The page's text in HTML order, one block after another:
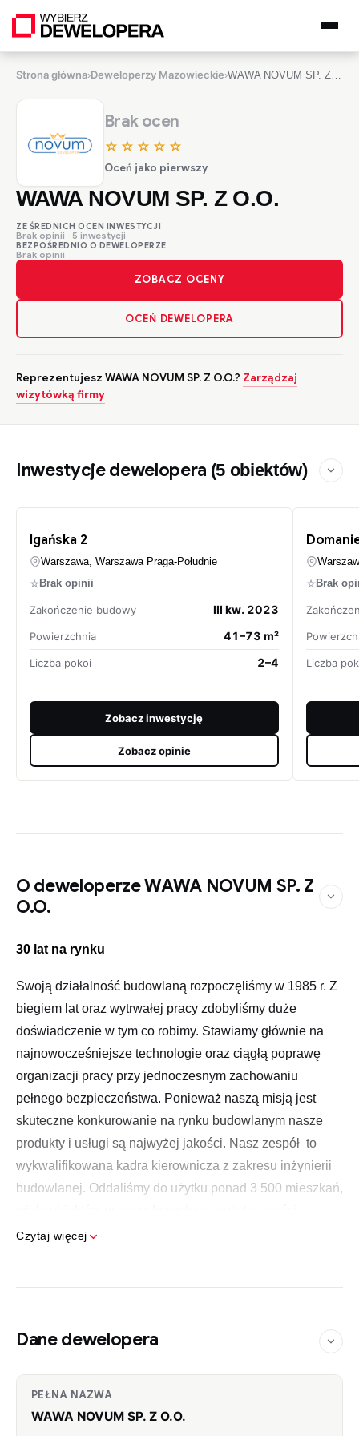
Strona główna›Deweloperzy Mazowieckie›
Reprezentujesz WAWA NOVUM SP. Z O.O.? Zarządzaj
wizytówką firmy
Brak ocen
☆☆☆☆☆
Oceń jako pierwszy
WAWA NOVUM SP. Z O.O.
ZE ŚREDNICH OCEN INWESTYCJI
Brak opinii · 5 inwestycji
BEZPOŚREDNIO O DEWELOPERZE
Brak opinii
ZOBACZ OCENY
OCEŃ DEWELOPERA
Inwestycje dewelopera (5 obiektów)
Igańska 2
Warszawa, Warszawa Praga-Południe
☆ Brak opinii
Zakończenie budowy III kw. 2023
Powierzchnia 41–73 m²
Liczba pokoi 2–4
Zobacz inwestycję
Zobacz opinie
☆ Brak
Liczba
O deweloperze WAWA NOVUM SP. Z
O.O.
30 lat na rynku
Swoją działalność budowlaną rozpoczęliśmy w 1985 r. Z
biegiem lat oraz wytrwałej pracy zdobyliśmy duże
doświadczenie w tym co robimy. Stawiamy głównie na
najnowocześniejsze technologie oraz ciągłą poprawę
organizacji pracy przy jednoczesnym zachowaniu
pełnego bezpieczeństwa. Ponieważ naszą misją jest
skuteczne konkurowanie na rynku budowlanym nasze
produkty i usługi są najwyżej jakości. Nasz zespół to
wykwalifikowana kadra kierownicza z zakresu inżynierii
budowlanej. Oddaliśmy do użytku ponad 3 500 mieszkań,
publicznej. Wszystkie nasze inwestycje prowadzone są w
Działalność developerska
Dla Nas działalność deweloperska to nie tylko realizacja
budowy i sprzedaż, to również stała analiza rynku
nieruchomości by nasze produkty były dostosowane do
potrzeb klienta i obowiązujących trendów. Realizujemy
cały proces deweloperski, poprzez pozyskanie gruntu,
Czytaj więcej
Dane dewelopera
PEŁNA NAZWA
WAWA NOVUM SP. Z O.O.